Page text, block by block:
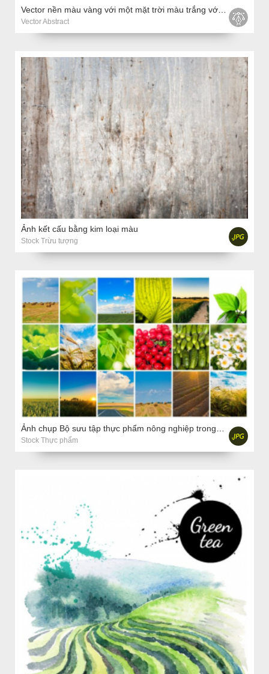
Vector Abstract
Ảnh kết cấu bằng kim loại màu
Stock Trừu tượng
Stock Thực phẩm